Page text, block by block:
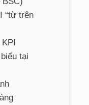
“từ trên
tại